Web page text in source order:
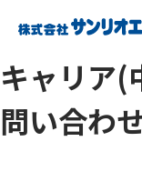
キャリア(
問い合わ